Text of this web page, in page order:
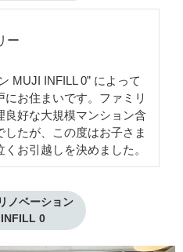
ー
MUJI INFILL 0” によって
お住まいです。ファミリ
良好な大規模マンション含
たが、この度はお子さま
お引越しを決めました。
ノベーション
0